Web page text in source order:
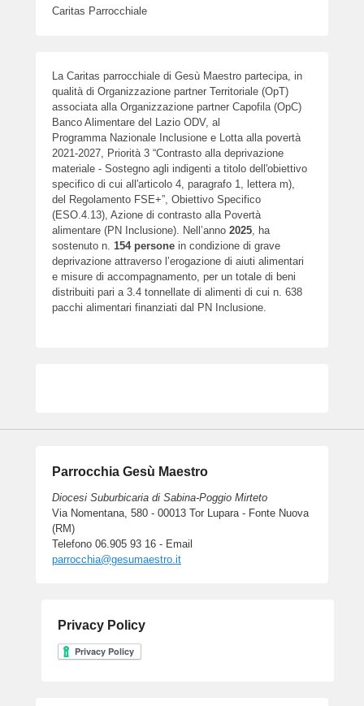
Caritas Parrocchiale
La Caritas parrocchiale di Gesù Maestro partecipa, in
qualità di Organizzazione partner Territoriale (OpT)
associata alla Organizzazione partner Capofila (OpC)
Banco Alimentare del Lazio ODV, al
Programma Nazionale Inclusione e Lotta alla povertà
2021-2027, Priorità 3 “Contrasto alla deprivazione
materiale - Sostegno agli indigenti a titolo dell'obiettivo
specifico di cui all'articolo 4, paragrafo 1, lettera m),
del Regolamento FSE+”, Obiettivo Specifico
(ESO.4.13), Azione di contrasto alla Povertà
alimentare (PN Inclusione). Nell’anno 2025 , ha
sostenuto n. 154 persone in condizione di grave
deprivazione attraverso l’erogazione di aiuti alimentari
e misure di accompagnamento, per un totale di beni
distribuiti pari a 3.4 tonnellate di alimenti di cui n. 638
pacchi alimentari finanziati dal PN Inclusione.
Parrocchia Gesù Maestro
Diocesi Suburbicaria di Sabina-Poggio Mirteto
Via Nomentana, 580 - 00013 Tor Lupara - Fonte Nuova
(RM)
Telefono 06.905 93 16 - Email
parrocchia@gesumaestro.it
Privacy Policy